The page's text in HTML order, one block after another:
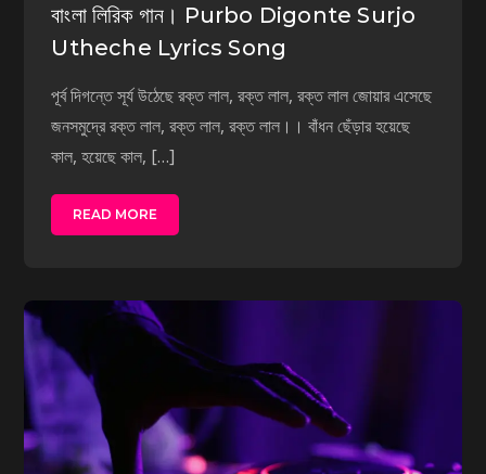
বাংলা লিরিক গান। Purbo Digonte Surjo
Utheche Lyrics Song
পূর্ব দিগন্তে সূর্য উঠেছে রক্ত লাল, রক্ত লাল, রক্ত লাল জোয়ার এসেছে
জনসমুদ্রে রক্ত লাল, রক্ত লাল, রক্ত লাল।। বাঁধন ছেঁড়ার হয়েছে
কাল, হয়েছে কাল, […]
READ MORE